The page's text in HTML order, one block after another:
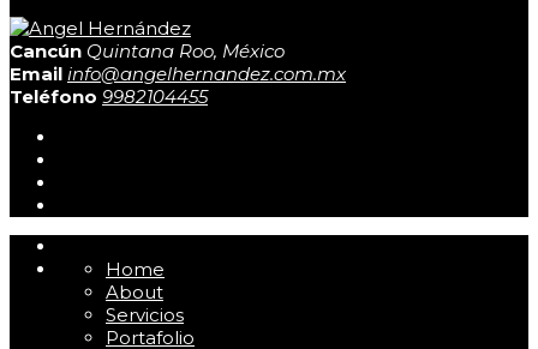
Cancún Quintana Roo, México
Email info@angelhernandez.com.mx
Teléfono 9982104455
Home
About
Servicios
Portafolio